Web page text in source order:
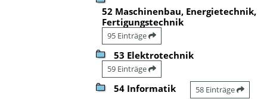
52 Maschinenbau, Energietechnik,
Fertigungstechnik
95 Einträge
53 Elektrotechnik
59 Einträge
54 Informatik 58 Einträge